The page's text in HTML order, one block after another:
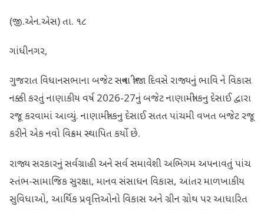
(જી.એન.એસ) તા. ૧૮
ગાંધીનગર,
ગુજરાત વિધાનસભાના બજેટ સત્રના ત્રીજા દિવસે રાજ્યનું ભાવિ ને વિકાસ
નક્કી કરતું નાણાકીય વર્ષ 2026-27નું બજેટ નાણામંત્રી કનુ દેસાઈ દ્વારા
રજૂ કરવામાં આવ્યું. નાણામંત્રી કનુ દેસાઈ સતત પાંચમી વખત બજેટ રજૂ
કરીને એક નવો વિક્રમ સ્થાપિત કર્યો છે.
રાજ્ય સરકારનું સર્વગ્રાહી અને સર્વ સમાવેશી અભિગમ અપનાવતું પાંચ
સ્તંભ-સામાજિક સુરક્ષા, માનવ સંસાધન વિકાસ, આંતર માળખાકીય
સુવિધાઓ, આર્થિક પ્રવૃત્તિઓનો વિકાસ અને ગ્રીન ગ્રોથ પર આધારિત